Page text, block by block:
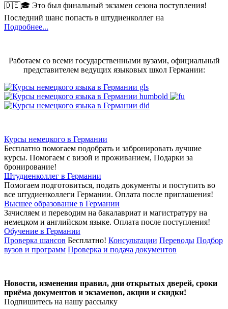
🇩🇪🎓 Это был финальный экзамен сезона поступления!
Последний шанс попасть в штудиенколлег на
Подробнее...
Работаем со всеми государственными вузами, официальный
представителем ведущих языковых школ Германии:
Курсы немецкого в Германии
Бесплатно помогаем подобрать и забронировать лучшие
курсы. Помогаем с визой и проживанием, Подарки за
бронирование!
Штудиенколлег в Германии
Помогаем подготовиться, подать документы и поступить во
все штудиенколлеги Германии. Оплата после приглашения!
Высшее образование в Германии
Зачисляем и переводим на бакалавриат и магистратуру на
немецком и английском языке. Оплата после поступления!
Обучение в Германии
Проверка шансов Бесплатно! Консультации Переводы Подбор
вузов и программ Проверка и подача документов
Новости, изменения правил, дни открытых дверей, сроки
приёма документов и экзаменов, акции и скидки!
Подпишитесь на нашу рассылку